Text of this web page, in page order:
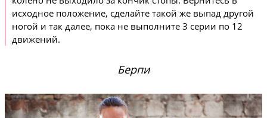
исходное положение, сделайте такой же выпад другой
ногой и так далее, пока не выполните 3 серии по 12
движений.
Берпи